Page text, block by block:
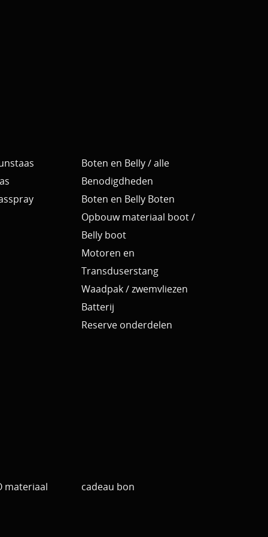
Boten en Belly / alle
Benodigdheden
Boten en Belly Boten
Opbouw materiaal boot /
Belly boot
Motoren en
Transduserstang
Waadpak / zwemvliezen
Batterij
Reserve onderdelen
materiaal cadeau bon